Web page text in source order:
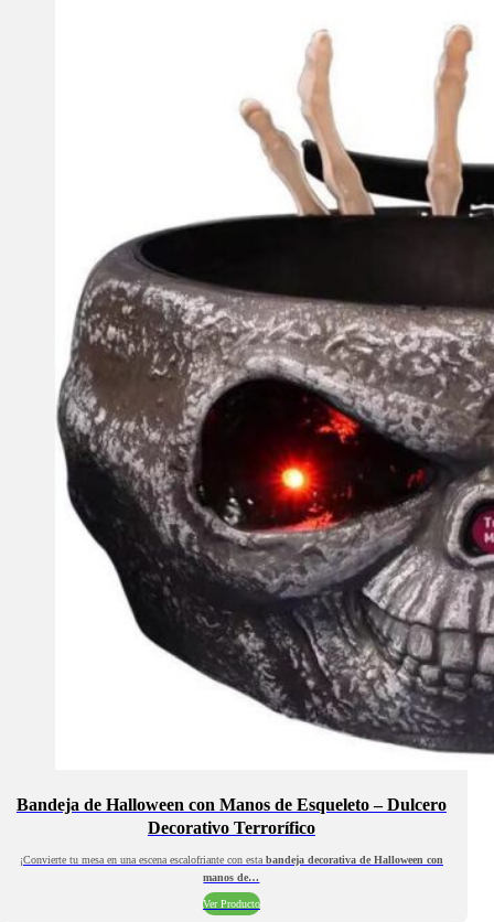
Bandeja de Halloween con Manos de Esqueleto – Dulcero
Decorativo Terrorífico
¡Convierte tu mesa en una escena escalofriante con esta bandeja decorativa de Halloween con
manos de…
Ver Producto